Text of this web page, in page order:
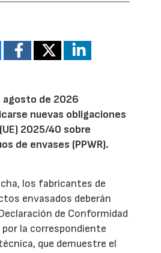
agosto de 2026
nuevas obligaciones
2025/40 sobre
de envases (PPWR).
los fabricantes de
envasados deberán
de Conformidad
por la correspondiente
que demuestre el